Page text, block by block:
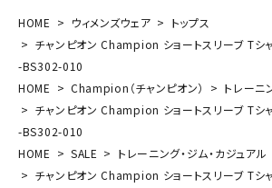
HOME ウィメンズウェア
トップス
チャンピオン Champion ショートスリーブ Tシ
-BS302-010
HOME
Champion（チャンピオン）
トレーニ
チャンピオン Champion ショートスリーブ Tシ
-BS302-010
HOME
SALE トレーニング・ジム・カジュアル
チャンピオン Champion ショートスリーブ Tシ